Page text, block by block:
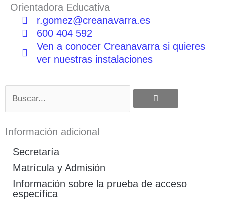
Orientadora Educativa
r.gomez@creanavarra.es
600 404 592
Ven a conocer Creanavarra si quieres
ver nuestras instalaciones
Información adicional
Secretaría
Matrícula y Admisión
Información sobre la prueba de acceso
específica